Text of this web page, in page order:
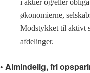
økonomierne,
Modstykket til aktivt
afdelinger.
• Almindelig, fri